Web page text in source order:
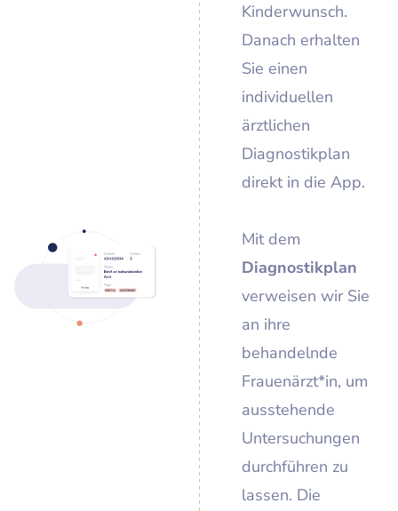
Kinderwunsch.
Danach erhalten
Sie einen
individuellen
ärztlichen
Diagnostikplan
direkt in die App.
Mit dem
Diagnostikplan
verweisen wir Sie
an ihre
behandelnde
Frauenärzt*in, um
ausstehende
Untersuchungen
durchführen zu
lassen. Die